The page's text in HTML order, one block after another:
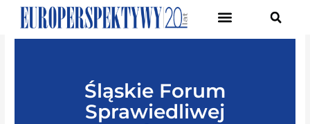
Śląskie Forum
Sprawiedliwej